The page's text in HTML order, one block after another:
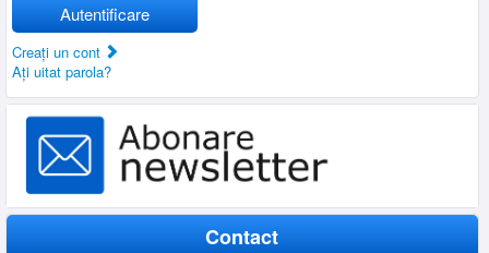
Autentificare
Creaţi un cont
Aţi uitat parola?
Contact